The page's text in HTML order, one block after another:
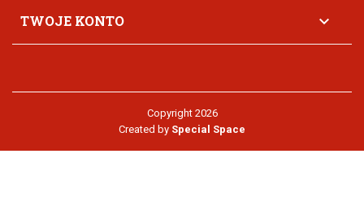
TWOJE KONTO 
Copyright 2026
Created by Special Space